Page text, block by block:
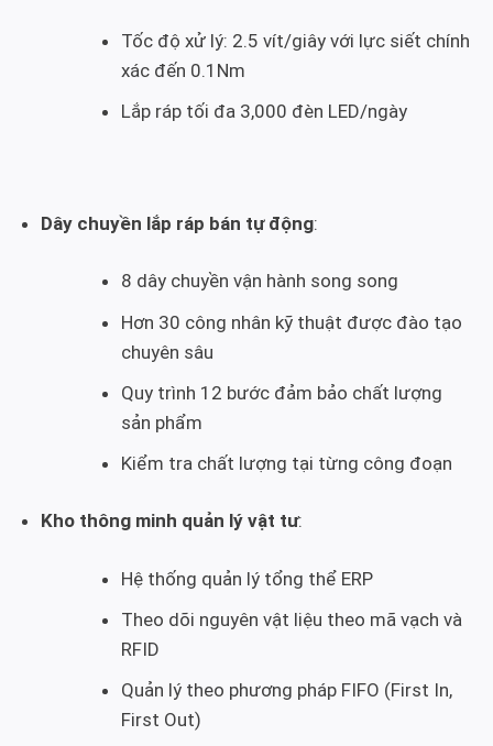
Tốc độ xử lý: 2.5 vít/giây với lực siết chính
xác đến 0.1Nm
Lắp ráp tối đa 3,000 đèn LED/ngày
Dây chuyền lắp ráp bán tự động:
8 dây chuyền vận hành song song
Hơn 30 công nhân kỹ thuật được đào tạo
chuyên sâu
Quy trình 12 bước đảm bảo chất lượng
sản phẩm
Kiểm tra chất lượng tại từng công đoạn
Kho thông minh quản lý vật tư:
Hệ thống quản lý tổng thể ERP
Theo dõi nguyên vật liệu theo mã vạch và
RFID
Quản lý theo phương pháp FIFO (First In,
First Out)